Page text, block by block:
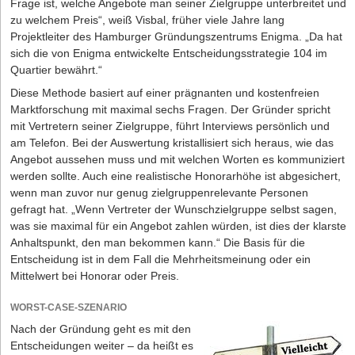
Aufmerksamkeit des Angreifers zurück auf die Sache.
Welche Abwehrstrategie Sie auch einsetzen: Lassen Sie sich
niemals den Grad der Unfairness, die Lautstärke und die
emotionale Stimmung vom anderen aufdrängen. Ihr Kopf muss
klar und kühl bleiben. Ein wenig Anspannung und Nervosität ist
jedoch durchaus positiv, denn dadurch aktivieren Sie die
notwendige Energie und Leistungsbereitschaft. Nur wer innerlich
„aufgeladen“ ist, besitzt die entsprechende Dynamik und das
Durchhaltevermögen, eine schwierige Präsentation oder
Verhandlung mit Erfolg zu meistern.
Frage ist, welche Angebote man seiner Zielgruppe unterbreitet und
zu welchem Preis“, weiß Visbal, früher viele Jahre lang
Projektleiter des Hamburger Gründungszentrums Enigma. „Da hat
sich die von Enigma entwickelte Entscheidungsstrategie 104 im
Quartier bewährt.“
Diese Methode basiert auf einer prägnanten und kostenfreien
Marktforschung mit maximal sechs Fragen. Der Gründer spricht
mit Vertretern seiner Zielgruppe, führt Interviews persönlich und
am Telefon. Bei der Auswertung kristallisiert sich heraus, wie das
Angebot aussehen muss und mit welchen Worten es kommuniziert
werden sollte. Auch eine realistische Honorarhöhe ist abgesichert,
wenn man zuvor nur genug zielgruppenrelevante Personen
gefragt hat. „Wenn Vertreter der Wunschzielgruppe selbst sagen,
was sie maximal für ein Angebot zahlen würden, ist dies der klarste
Anhaltspunkt, den man bekommen kann.“ Die Basis für die
Entscheidung ist in dem Fall die Mehrheitsmeinung oder ein
Mittelwert bei Honorar oder Preis.
WORST-CASE-SZENARIO
Nach der Gründung geht es mit den
Entscheidungen weiter – da heißt es